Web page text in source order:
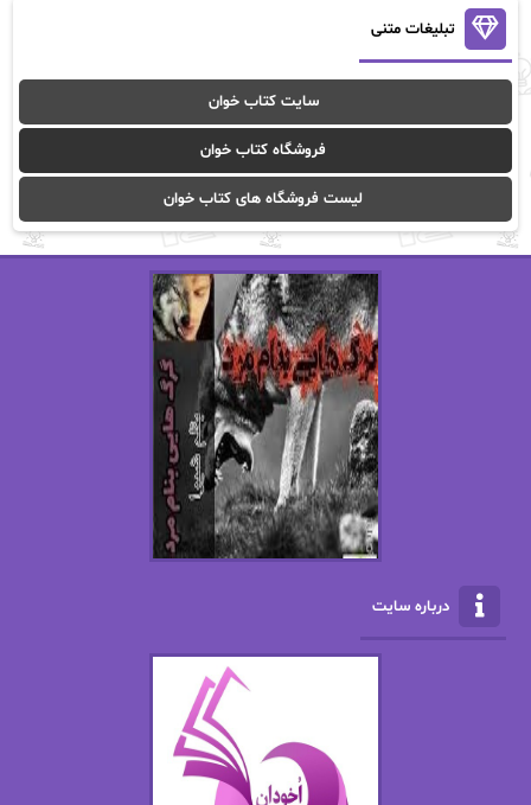
آنالیا
آوا موسوی آیدا (Aixi)
آیدا باقری آیسان صادقی
ا_اصغر زاده ا_اصغرزاده
اریک مورگنشترن از نیلوفر لاری
استل مسکم
اصغر زاده
اکرم محمدی
الف صاد
الکساندر دوما
الناز پاکپور‌
الناز محمدی
امیر فرهی
باران
بهار سلطانی
تبلیغات متنی
سایت کتاب خوان
فروشگاه کتاب خوان
لیست فروشگاه های کتاب خوان
درباره سایت